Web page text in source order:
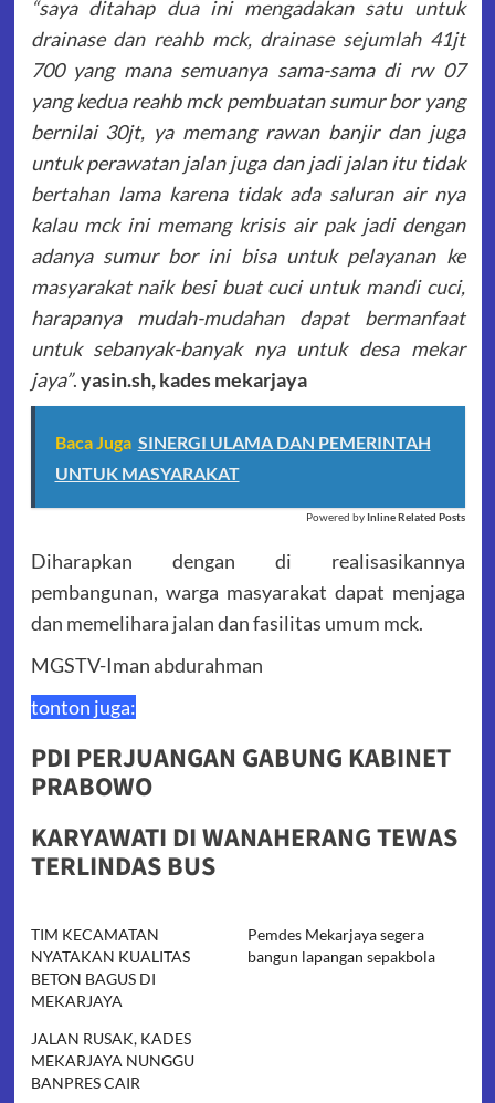
“saya ditahap dua ini mengadakan satu untuk
drainase dan reahb mck, drainase sejumlah 41jt
700 yang mana semuanya sama-sama di rw 07
yang kedua reahb mck pembuatan sumur bor yang
bernilai 30jt, ya memang rawan banjir dan juga
untuk perawatan jalan juga dan jadi jalan itu tidak
bertahan lama karena tidak ada saluran air nya
kalau mck ini memang krisis air pak jadi dengan
adanya sumur bor ini bisa untuk pelayanan ke
masyarakat naik besi buat cuci untuk mandi cuci,
harapanya mudah-mudahan dapat bermanfaat
untuk sebanyak-banyak nya untuk desa mekar
jaya”.yasin.sh, kades mekarjaya
Baca Juga SINERGI ULAMA DAN PEMERINTAH
UNTUK MASYARAKAT
Powered by Inline Related Posts
Diharapkan dengan di realisasikannya
pembangunan, warga masyarakat dapat menjaga
dan memelihara jalan dan fasilitas umum mck.
MGSTV-Iman abdurahman
tonton juga:
PDI PERJUANGAN GABUNG KABINET
PRABOWO
KARYAWATI DI WANAHERANG TEWAS
TERLINDAS BUS
TIM KECAMATAN
NYATAKAN KUALITAS
BETON BAGUS DI
MEKARJAYA
Pemdes Mekarjaya segera
bangun lapangan sepakbola
JALAN RUSAK, KADES
MEKARJAYA NUNGGU
BANPRES CAIR